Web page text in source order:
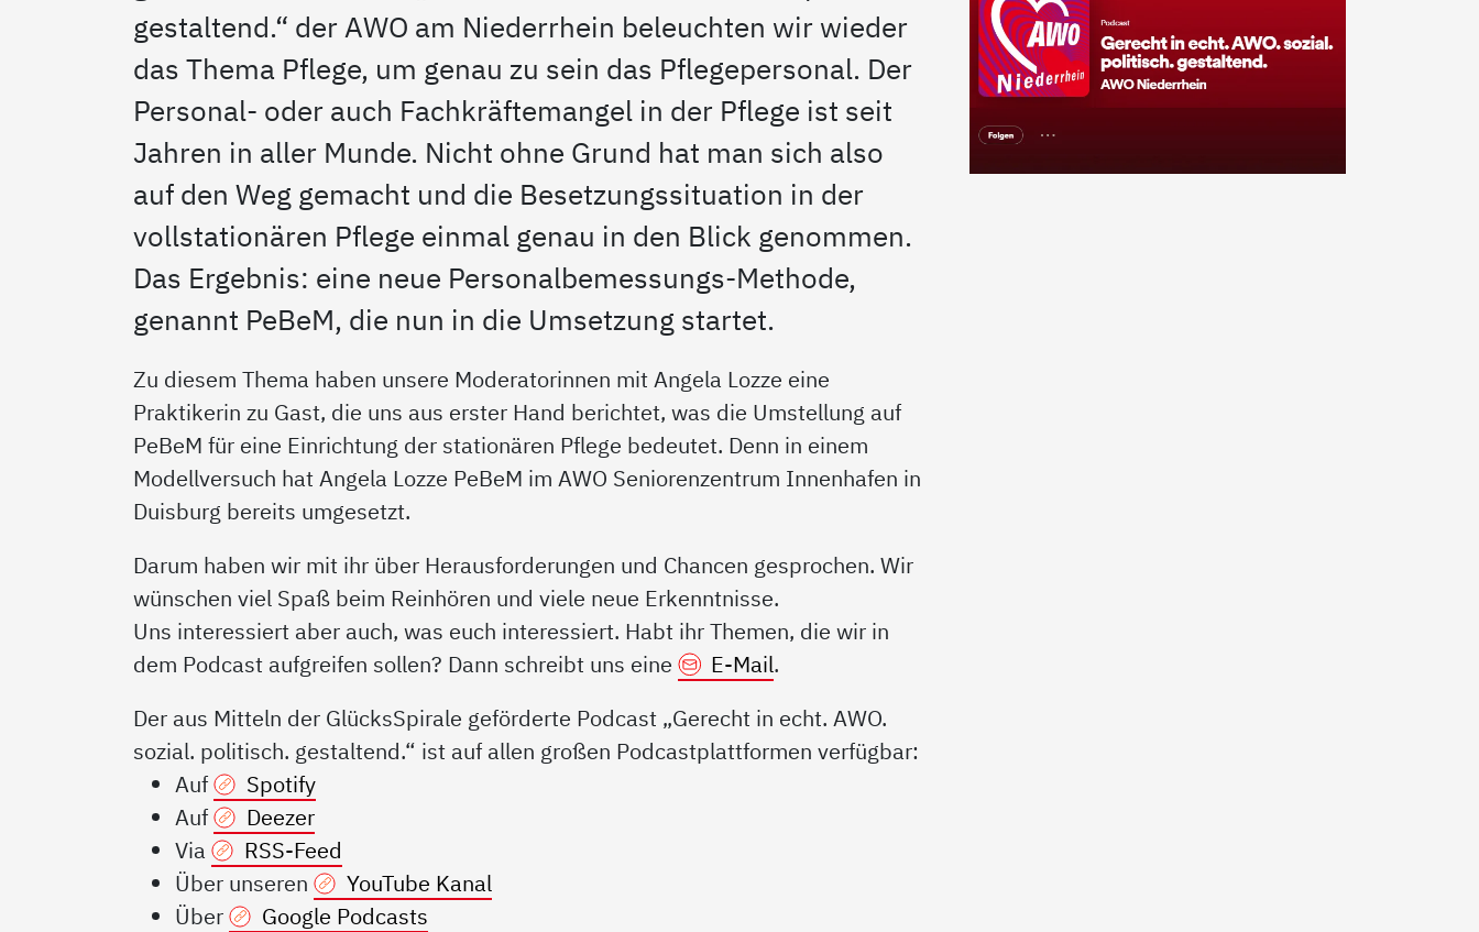
gestaltend.“ der AWO am Niederrhein beleuchten wir wieder
das Thema Pflege, um genau zu sein das Pflegepersonal. Der
Personal- oder auch Fachkräftemangel in der Pflege ist seit
Jahren in aller Munde. Nicht ohne Grund hat man sich also
auf den Weg gemacht und die Besetzungssituation in der
vollstationären Pflege einmal genau in den Blick genommen.
Das Ergebnis: eine neue Personalbemessungs-Methode,
genannt PeBeM, die nun in die Umsetzung startet.
Zu diesem Thema haben unsere Moderatorinnen mit Angela Lozze eine
Praktikerin zu Gast, die uns aus erster Hand berichtet, was die Umstellung auf
PeBeM für eine Einrichtung der stationären Pflege bedeutet. Denn in einem
Modellversuch hat Angela Lozze PeBeM im AWO Seniorenzentrum Innenhafen in
Duisburg bereits umgesetzt.
Darum haben wir mit ihr über Herausforderungen und Chancen gesprochen. Wir
wünschen viel Spaß beim Reinhören und viele neue Erkenntnisse.
Uns interessiert aber auch, was euch interessiert. Habt ihr Themen, die wir in
dem Podcast aufgreifen sollen? Dann schreibt uns eine
E-Mail.
Der aus Mitteln der GlücksSpirale geförderte Podcast „Gerecht in echt. AWO.
sozial. politisch. gestaltend.“ ist auf allen großen Podcastplattformen verfügbar:
Auf
Spotify
Auf
Deezer
Via
RSS-Feed
Über unseren
YouTube Kanal
Über
Google Podcasts